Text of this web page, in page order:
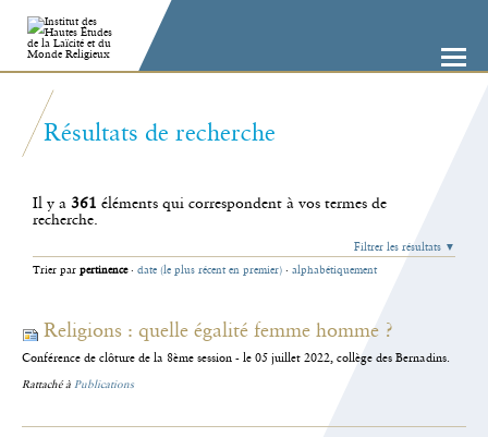
contenu.
la
personnels
Résultats de recherche
Il y a 361 éléments qui correspondent à vos termes de
recherche.
Filtrer les résultats
Trier par pertinence · date (le plus récent en premier) · alphabétiquement
Religions : quelle égalité femme homme ?
Conférence de clôture de la 8ème session - le 05 juillet 2022, collège des Bernadins.
Rattaché à Publications